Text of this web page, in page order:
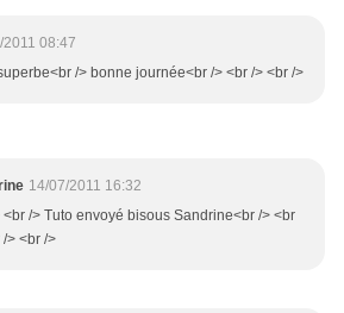
2011 08:47
/> bonne journée<br /> <br /> <br />
14/07/2011 16:32
<br /> Tuto envoyé bisous Sandrine<br /> <br
/> <br />